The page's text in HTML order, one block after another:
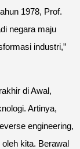
1978, Prof.
negara maju
industri,”
di Awal,
Artinya,
engineering,
kita. Berawal